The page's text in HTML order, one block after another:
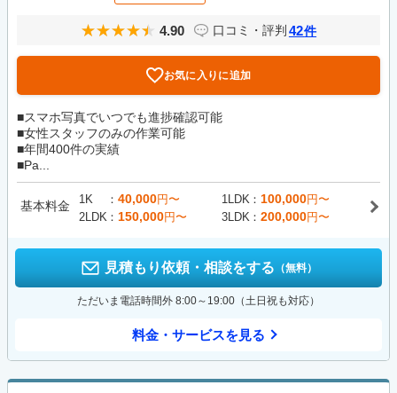
4.90 口コミ・評判 42件
お気に入りに追加
■スマホ写真でいつでも進捗確認可能
■女性スタッフのみの作業可能
■年間400件の実績
■Pa...
基本料金 1K 40,000円〜 1LDK 100,000円〜
2LDK
150,000円〜 3LDK 200,000円〜
見積もり依頼・相談をする （無料）
ただいま電話時間外 8:00～19:00（土日祝も対応）
料金・サービスを見る